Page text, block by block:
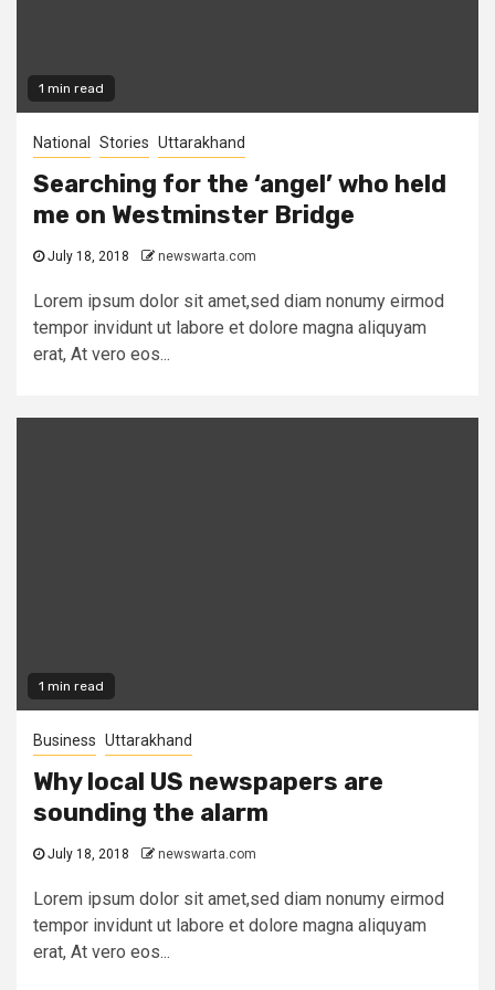
1 min read
National Stories Uttarakhand
Searching for the ‘angel’ who held
me on Westminster Bridge
July 18, 2018 newswarta.com
Lorem ipsum dolor sit amet,sed diam nonumy eirmod
tempor invidunt ut labore et dolore magna aliquyam
erat, At vero eos...
1 min read
Business Uttarakhand
Why local US newspapers are
sounding the alarm
July 18, 2018 newswarta.com
Lorem ipsum dolor sit amet,sed diam nonumy eirmod
tempor invidunt ut labore et dolore magna aliquyam
erat, At vero eos...